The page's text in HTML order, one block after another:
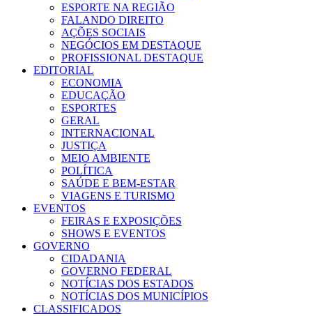
ESPORTE NA REGIÃO
FALANDO DIREITO
AÇÕES SOCIAIS
NEGÓCIOS EM DESTAQUE
PROFISSIONAL DESTAQUE
EDITORIAL
ECONOMIA
EDUCAÇÃO
ESPORTES
GERAL
INTERNACIONAL
JUSTIÇA
MEIO AMBIENTE
POLÍTICA
SAÚDE E BEM-ESTAR
VIAGENS E TURISMO
EVENTOS
FEIRAS E EXPOSIÇÕES
SHOWS E EVENTOS
GOVERNO
CIDADANIA
GOVERNO FEDERAL
NOTÍCIAS DOS ESTADOS
NOTÍCIAS DOS MUNICÍPIOS
CLASSIFICADOS